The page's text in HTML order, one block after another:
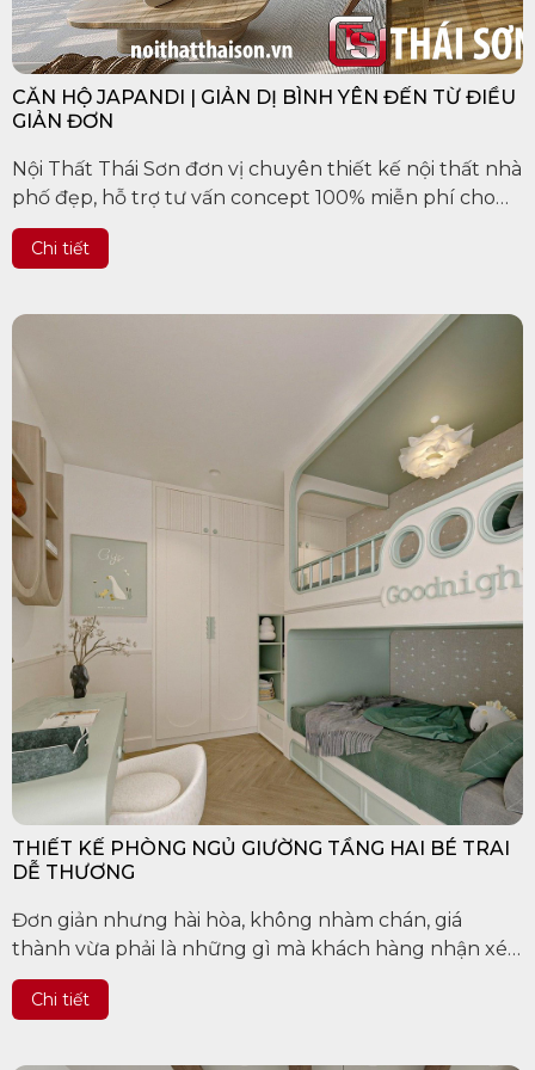
CĂN HỘ JAPANDI | GIẢN DỊ BÌNH YÊN ĐẾN TỪ ĐIỀU
GIẢN ĐƠN
Nội Thất Thái Sơn đơn vị chuyên thiết kế nội thất nhà
phố đẹp, hỗ trợ tư vấn concept 100% miễn phí cho
khách hàng trên các tỉnh thành Việt Nam, uy tín làm
nên chất...
Chi tiết
THIẾT KẾ PHÒNG NGỦ GIƯỜNG TẦNG HAI BÉ TRAI
DỄ THƯƠNG
Đơn giản nhưng hài hòa, không nhàm chán, giá
thành vừa phải là những gì mà khách hàng nhận xét
về các mẫu thiết kế của chúng tôi. Đặc biệt chúng...
Chi tiết